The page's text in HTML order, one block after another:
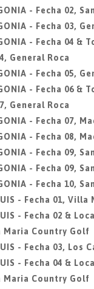
- Fecha 02,
- Fecha 03,
- Fecha 04 &
General Roca
- Fecha 05,
- Fecha 06 &
General Roca
- Fecha 07,
- Fecha 08,
- Fecha 09,
- Fecha 09,
- Fecha 10,
- Fecha 01, Villa
- Fecha 02 &
Maria Country Golf
- Fecha 03, Los
- Fecha 04 &
Maria Country Golf